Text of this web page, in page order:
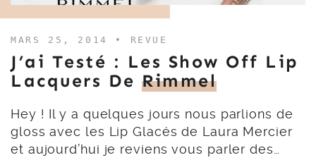
MARS 25, 2014 • REVUE
J’ai Testé : Les Show Off Lip
Lacquers De Rimmel
Hey ! Il y a quelques jours nous parlions de
gloss avec les Lip Glacés de Laura Mercier
et aujourd’hui je reviens vous parler des…